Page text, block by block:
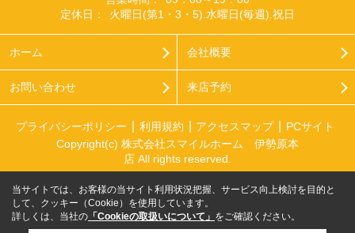
定休日：
火曜日(第1・3・5).水曜日(毎週).祝日
ホーム 会社概要
お問い合わせ 来店予約
プライバシーポリシー 利用規約 アクセスマップ
PCサイト
Copyright(c) 株式会社スマイルホーム 伊勢原本
店 All rights reserved.
当サイトでは、お客様の当サイト利用状況把握、サービス向上検討を目的と
して、クッキー（Cookie）を使用しています。
詳しくは、当社の 「Cookieの取扱いについて」 をご確認ください。